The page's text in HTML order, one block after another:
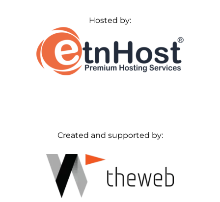
Hosted by:
Created and supported by: